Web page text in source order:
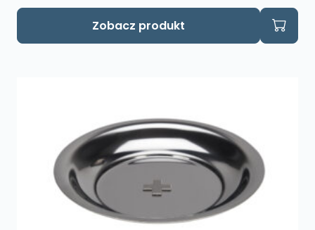
Zobacz produkt
Ten
stronie
produktu